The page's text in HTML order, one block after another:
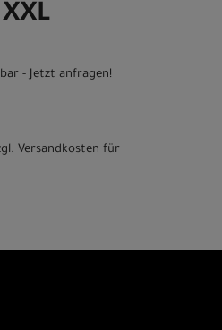
- Jetzt anfragen!
Versandkosten für